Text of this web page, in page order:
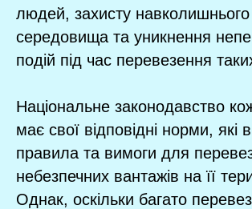
людей, захисту навколишнього
середовища та уникнення
подій під час перевезення
Національне законодавство
має свої відповідні норми, які
правила та вимоги для
небезпечних вантажів на її
Однак, оскільки багато